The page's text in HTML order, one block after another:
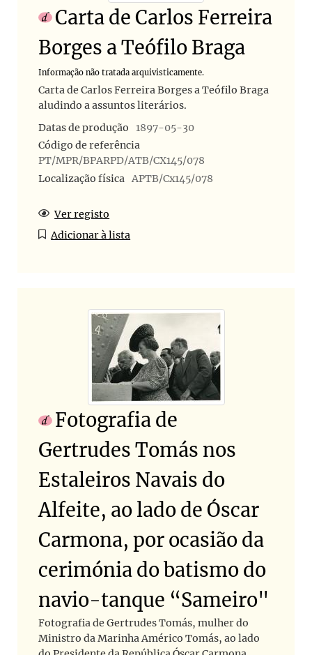
Carta de Carlos Ferreira
Borges a Teófilo Braga
Informação não tratada arquivisticamente.
Carta de Carlos Ferreira Borges a Teófilo Braga
aludindo a assuntos literários.
Datas de produção
1897-05-30
Código de referência
PT/MPR/BPARPD/ATB/CX145/078
Localização física APTB/Cx145/078
Ver registo
Adicionar à lista
Fotografia de
Gertrudes Tomás nos
Estaleiros Navais do
Alfeite, ao lado de Óscar
Carmona, por ocasião da
cerimónia do batismo do
navio-tanque “Sameiro"
Fotografia de Gertrudes Tomás, mulher do
Ministro da Marinha Américo Tomás, ao lado